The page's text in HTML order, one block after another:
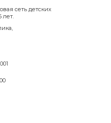
сеть детских
лет.